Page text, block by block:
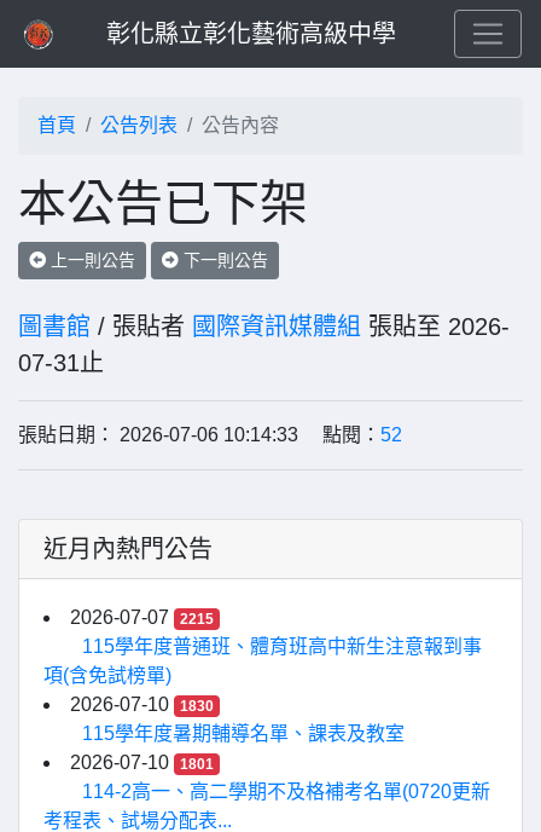
彰化縣立彰化藝術高級中學
首頁 公告列表 公告內容
本公告已下架
上一則公告 下一則公告
圖書館 / 張貼者 國際資訊媒體組 張貼至 2026-
07-31止
張貼日期： 2026-07-06 10:14:33 點閱： 52
近月內熱門公告
2026-07-07 2215
115學年度普通班、體育班高中新生注意報到事
項(含免試榜單)
2026-07-10
1830
115學年度暑期輔導名單、課表及教室
2026-07-10
1801
114-2高一、高二學期不及格補考名單(0720更新
考程表、試場分配表...